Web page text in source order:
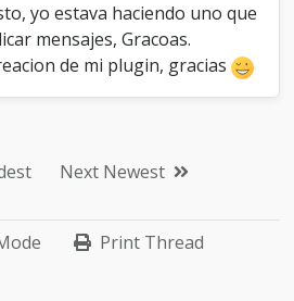
yo estava haciendo uno que
mensajes, Gracoas.
de mi plugin, gracias
Next Newest
Print Thread